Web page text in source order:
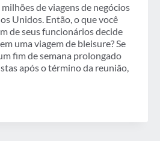
de viagens de negócios
Unidos. Então, o que você
de seus funcionários decide
uma viagem de bleisure? Se
fim de semana prolongado
após o término da reunião,